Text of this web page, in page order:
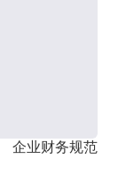
企业财务规范